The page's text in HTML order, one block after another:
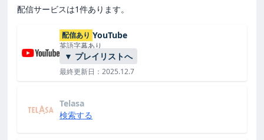
配信サービスは1件あります。
配信あり YouTube
英語字幕あり
▼ プレイリストへ
最終更新日：2025.12.7
Telasa
検索する